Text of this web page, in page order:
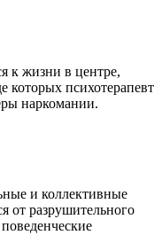
к жизни в центре,
которых психотерапевт
наркомании.
и коллективные
от разрушительного